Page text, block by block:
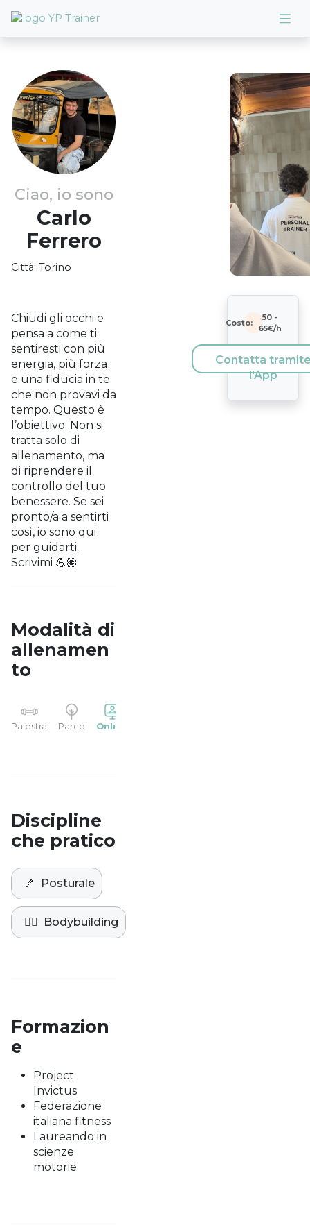
Ciao, io sono
Carlo
Ferrero
Città: Torino
Chiudi gli occhi e
pensa a come ti
sentiresti con più
energia, più forza
e una fiducia in te
che non provavi da
tempo. Questo è
l’obiettivo. Non si
tratta solo di
allenamento, ma
di riprendere il
controllo del tuo
benessere. Se sei
pronto/a a sentirti
così, io sono qui
per guidarti.
Scrivimi 💪🏽
Modalità di
allenamen
to
Palestra Parco Online
Discipline
che pratico
🦴 Posturale
🏋️‍♀️ Bodybuilding
Formazion
e
Project
Invictus
Federazione
italiana fitness
Laureando in
scienze
motorie
Costo:
50 -
65€/h
Contatta
l'App